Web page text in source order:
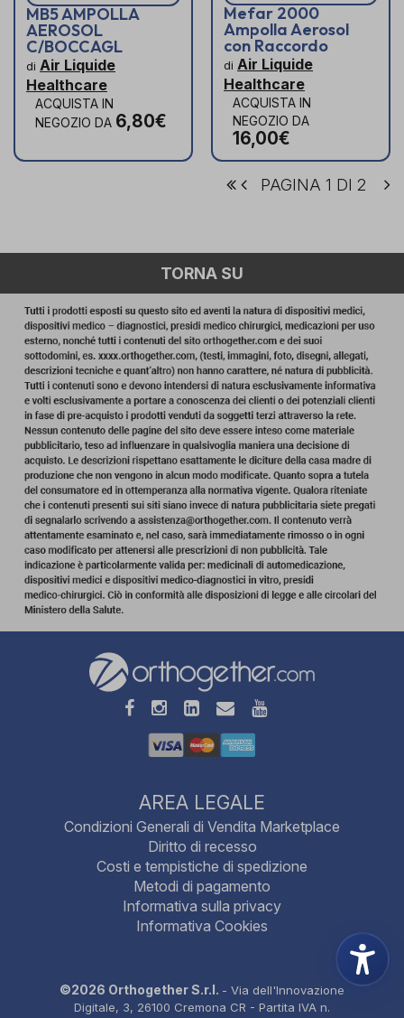
MB5 AMPOLLA
AEROSOL
C/BOCCAGL
di Air Liquide
Healthcare
ACQUISTA IN
NEGOZIO DA 6,80€
Mefar 2000
Ampolla Aerosol
con Raccordo
di Air Liquide
Healthcare
ACQUISTA IN
NEGOZIO DA
16,00€
PAGINA 1 DI 2
TORNA SU
AREA LEGALE
Condizioni Generali di Vendita Marketplace
Diritto di recesso
Costi e tempistiche di spedizione
Metodi di pagamento
Informativa sulla privacy
Informativa Cookies
©2026 Orthogether S.r.l. - Via dell'Innovazione
Digitale, 3, 26100 Cremona CR - Partita IVA n.